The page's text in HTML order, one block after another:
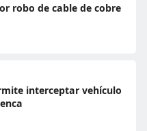
robo de cable de cobre
interceptar vehículo